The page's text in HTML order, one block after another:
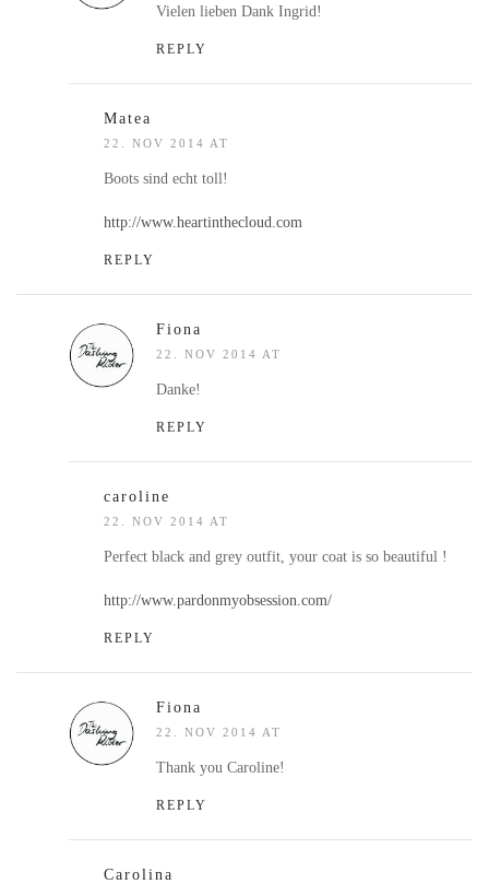
Vielen lieben Dank Ingrid!
REPLY
Matea
22. NOV 2014 AT
Boots sind echt toll!
http://www.heartinthecloud.com
REPLY
Fiona
22. NOV 2014 AT
Danke!
REPLY
caroline
22. NOV 2014 AT
Perfect black and grey outfit, your coat is so beautiful !
http://www.pardonmyobsession.com/
REPLY
Fiona
22. NOV 2014 AT
Thank you Caroline!
REPLY
Carolina